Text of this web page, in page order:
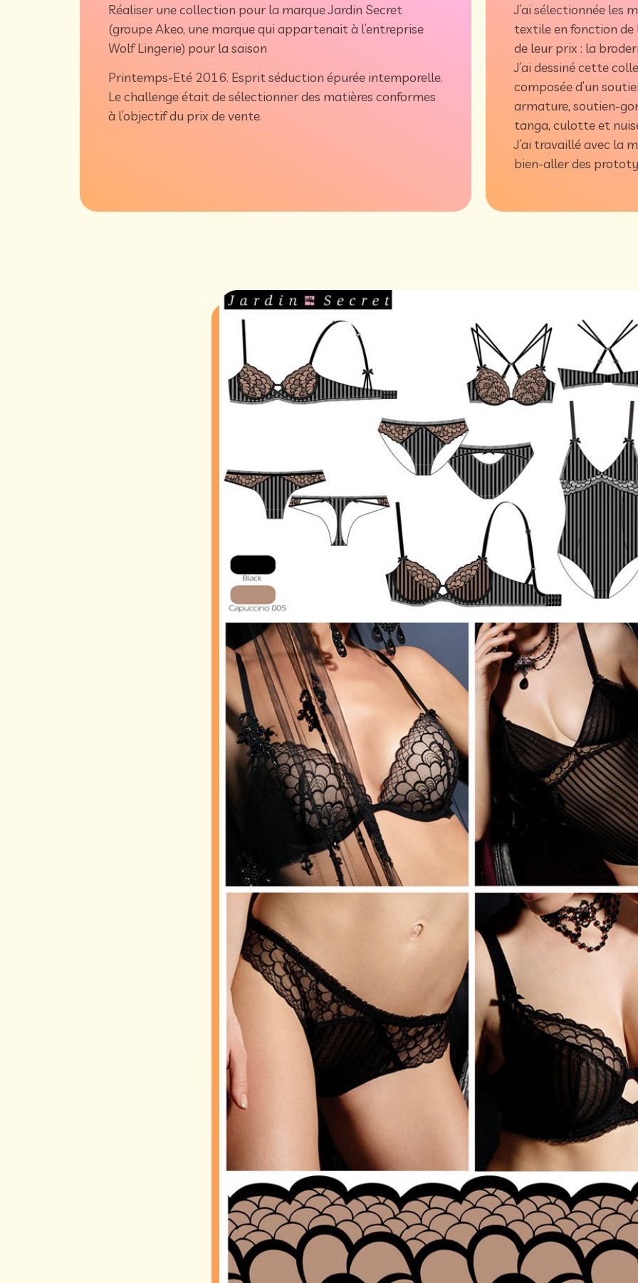
Réaliser une collection pour la marque Jardin Secret
(groupe Akeo, une marque qui appartenait à l’entreprise
Wolf Lingerie) pour la saison
Printemps-Eté 2016. Esprit séduction épurée intemporelle.
Le challenge était de sélectionner des matières conformes
à l’objectif du prix de vente.
J’ai sélectionnée les
textile en fonction
de leur prix : la
J’ai dessiné cette
composée d’un
armature, soutien-
tanga, culotte et
J’ai travaillé avec la
bien-aller des